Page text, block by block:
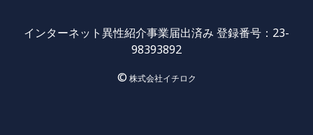
インターネット異性紹介事業届出済み 登録番号：23-
98393892
© 株式会社イチロク